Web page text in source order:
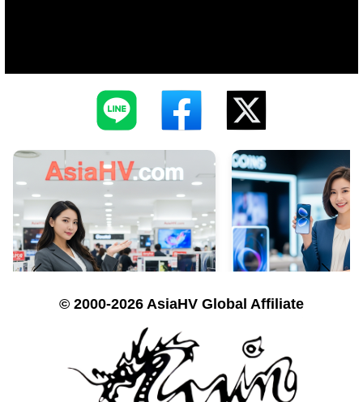
© 2000-2026 AsiaHV Global Affiliate